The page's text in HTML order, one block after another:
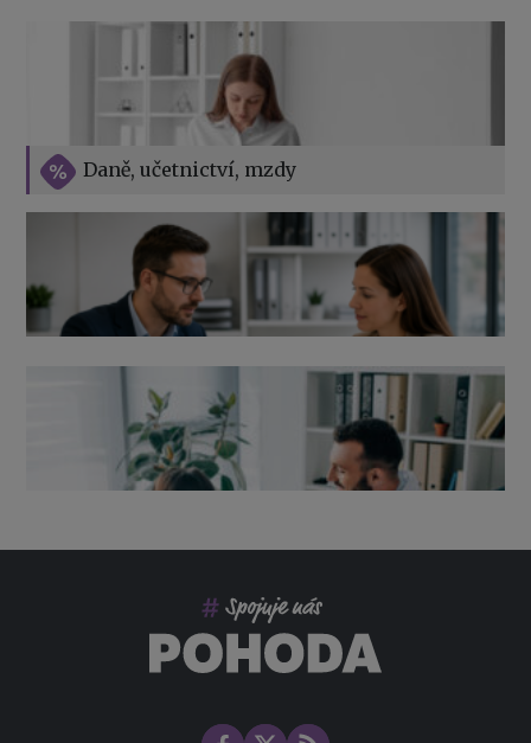
Daně, učetnictví, mzdy
Vše o překážkách v práci na straně zaměstnavatele
Výpověď ze zdravotních důvodů 2026 – průvodce pro
zaměstnavatele